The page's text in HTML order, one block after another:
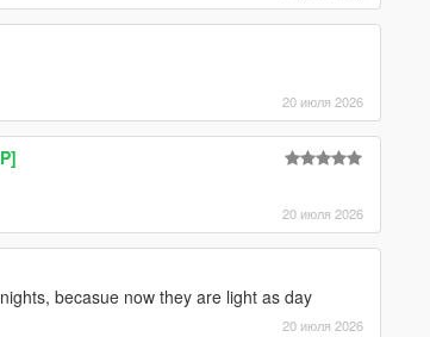
20 июля 2026
20 июля 2026
becasue now they are light as day
20 июля 2026